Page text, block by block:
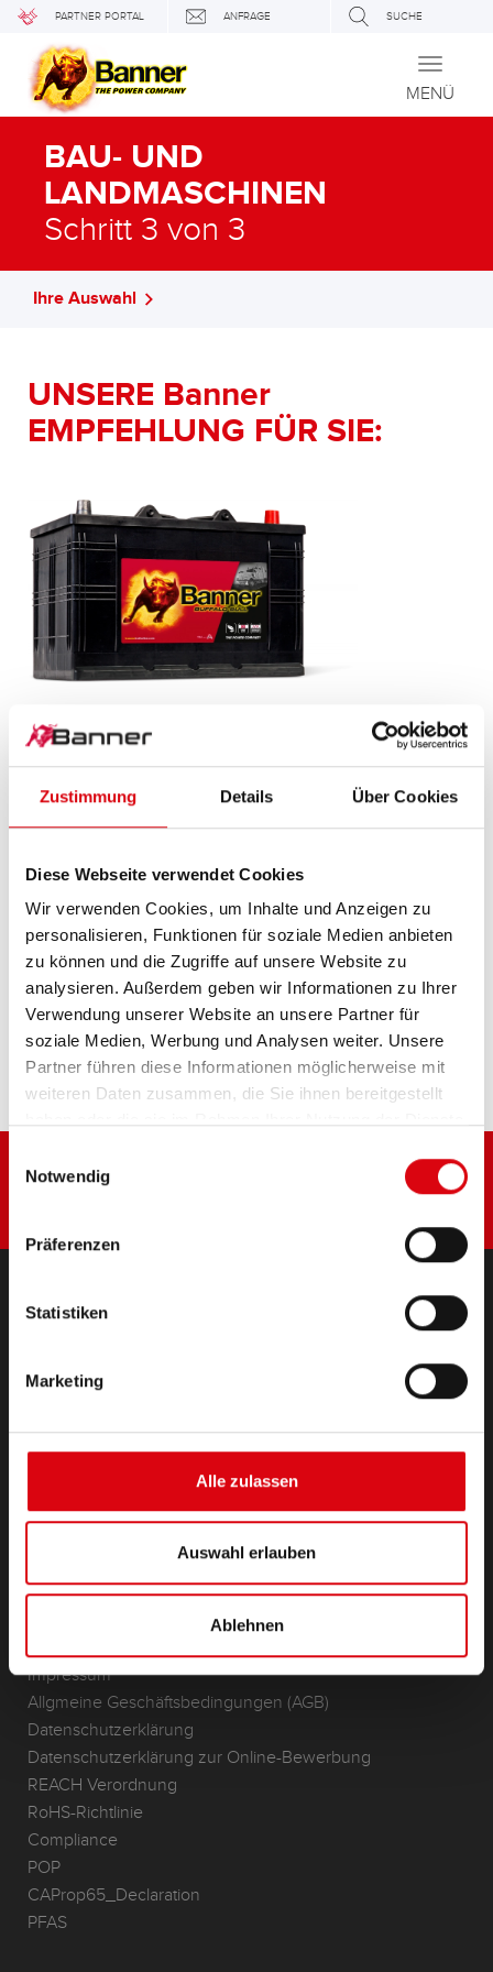
Zustimmung Details Über Cookies
Diese Webseite verwendet Cookies
Wir verwenden Cookies, um Inhalte und Anzeigen zu
personalisieren, Funktionen für soziale Medien anbieten
zu können und die Zugriffe auf unsere Website zu
analysieren. Außerdem geben wir Informationen zu Ihrer
Verwendung unserer Website an unsere Partner für
soziale Medien, Werbung und Analysen weiter. Unsere
Partner führen diese Informationen möglicherweise mit
weiteren Daten zusammen, die Sie ihnen bereitgestellt
Notwendig
Präferenzen
Statistiken
Marketing
Alle zulassen
Auswahl erlauben
Ablehnen
PARTNER PORTAL ANFRAGE SUCHE
Toggle
MENÜ
BAU- UND
LANDMASCHINEN
Schritt 3 von 3
Ihre Auswahl
UNSERE Banner
EMPFEHLUNG FÜR SIE:
Buffalo Bull SLI
610 11
Das Aushängeschild der Banner Markenqualität.
PRODUKTDETAILS >
Diese Batterie kaufen:
HÄNDLER & EINBAUSERVICE >
Zubehör für PKW und Nutzfahrzeuge
(Semi-) Traktion & Standby
Impressum
Allgmeine Geschäftsbedingungen (AGB)
Datenschutzerklärung
Datenschutzerklärung zur Online-Bewerbung
REACH Verordnung
RoHS-Richtlinie
Compliance
POP
CAProp65_Declaration
PFAS